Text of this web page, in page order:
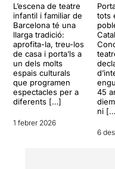
L’escena de teatre
infantil i familiar de
Barcelona té una
llarga tradició:
aprofita-la, treu-los
de casa i porta’ls a
un dels molts
espais culturals
que programen
espectacles per a
diferents […]
1 febrer 2026
tots
45
ni
6